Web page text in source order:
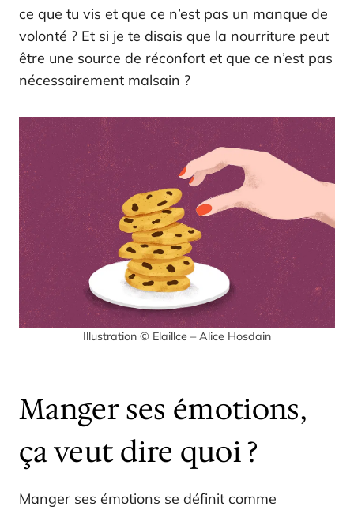
ce que tu vis et que ce n’est pas un manque de
volonté ? Et si je te disais que la nourriture peut
être une source de réconfort et que ce n’est pas
nécessairement malsain ?
Illustration © Elaillce – Alice Hosdain
Manger ses émotions,
ça veut dire quoi ?
Manger ses émotions se définit comme